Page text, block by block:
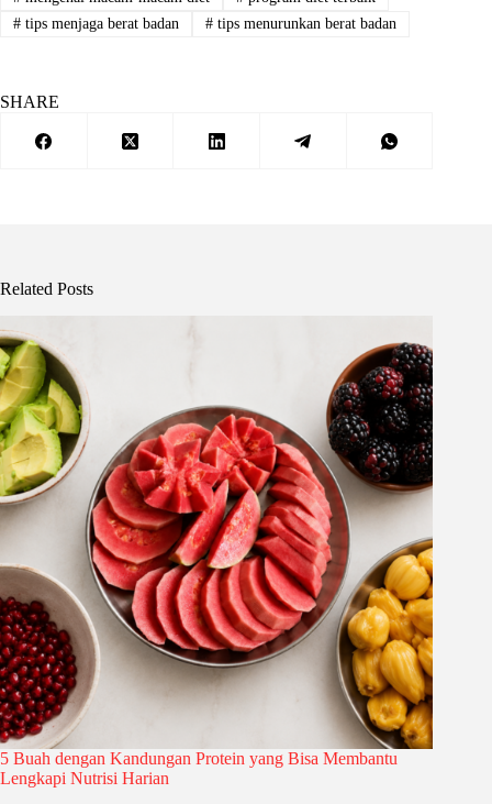
#tips menjaga berat badan #tips menurunkan berat badan
SHARE
Related Posts
5 Buah dengan Kandungan Protein yang Bisa Membantu
Lengkapi Nutrisi Harian